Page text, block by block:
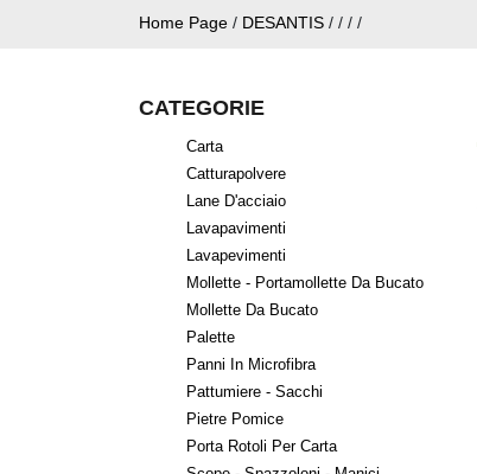
Home Page / DESANTIS / / / /
CATEGORIE
Carta
Catturapolvere
Lane D'acciaio
Lavapavimenti
Lavapevimenti
Mollette - Portamollette Da Bucato
Mollette Da Bucato
Palette
Panni In Microfibra
Pattumiere - Sacchi
Pietre Pomice
Porta Rotoli Per Carta